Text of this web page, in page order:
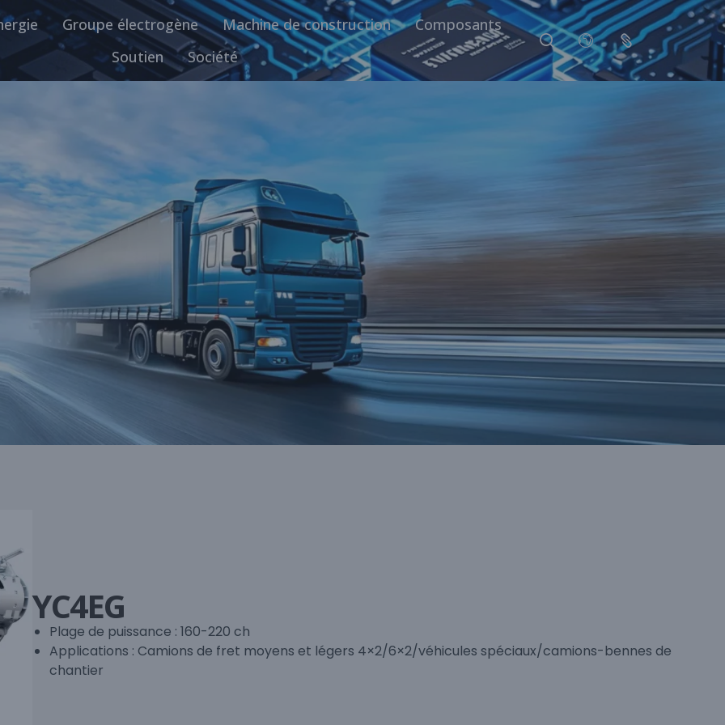
Groupe électrogène Machine de construction
Composants
Soutien
Société
YC4EG
Plage de puissance : 160-220 ch
Applications : Camions de fret moyens et légers 4×2/6×2/véhicules spéciaux/camions-bennes de
chantier